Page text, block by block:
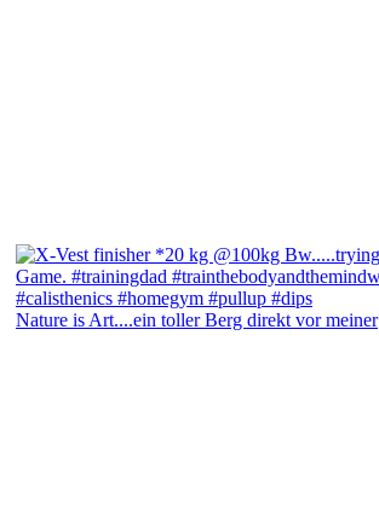
Nature is Art....ein toller Berg direkt vor meiner